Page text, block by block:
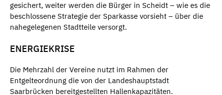
gesichert, weiter werden die Bürger in Scheidt – wie es die
beschlossene Strategie der Sparkasse vorsieht – über die
nahegelegenen Stadtteile versorgt.
ENERGIEKRISE
Die Mehrzahl der Vereine nutzt im Rahmen der
Entgelteordnung die von der Landeshauptstadt
Saarbrücken bereitgestellten Hallenkapazitäten.